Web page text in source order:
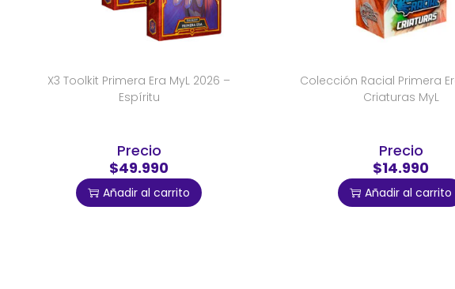
X3 Toolkit Primera Era MyL 2026 –
Espíritu
Precio
$49.990
Añadir al carrito
Colección Racial Primera
Criaturas MyL
Precio
$14.990
Añadir al carrito